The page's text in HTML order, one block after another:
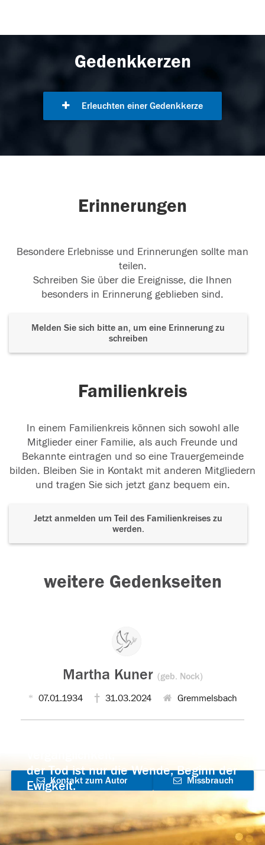
Gedenkkerzen
Erleuchten einer Gedenkkerze
Erinnerungen
Besondere Erlebnisse und Erinnerungen sollte man
teilen.
Schreiben Sie über die Ereignisse, die Ihnen
besonders in Erinnerung geblieben sind.
Melden Sie sich bitte an, um eine Erinnerung zu
schreiben
Familienkreis
In einem Familienkreis können sich sowohl alle
Mitglieder einer Familie, als auch Freunde und
Bekannte eintragen und so eine Trauergemeinde
bilden. Bleiben Sie in Kontakt mit anderen Mitgliedern
und tragen Sie sich jetzt ganz bequem ein.
Jetzt anmelden um Teil des Familienkreises zu
werden.
weitere Gedenkseiten
Martha Kuner (geb. Nock)
07.01.1934 31.03.2024 Gremmelsbach
der Tod ist nur die Wende, Beginn der
Ewigkeit.
Kontakt zum Autor
aufnehmen
Missbrauch